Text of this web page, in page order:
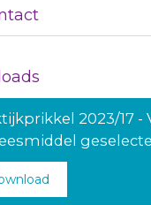
2023/17 -